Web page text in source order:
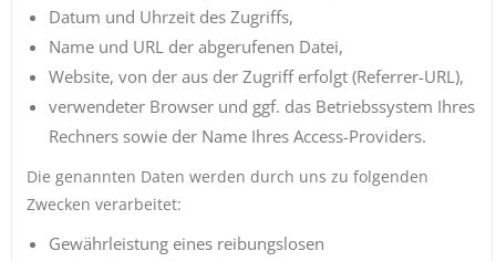
Datum und Uhrzeit des Zugriffs,
Name und URL der abgerufenen Datei,
Website, von der aus der Zugriff erfolgt (Referrer-URL),
verwendeter Browser und ggf. das Betriebssystem Ihres
Rechners sowie der Name Ihres Access-Providers.
Die genannten Daten werden durch uns zu folgenden
Zwecken verarbeitet:
Gewährleistung eines reibungslosen